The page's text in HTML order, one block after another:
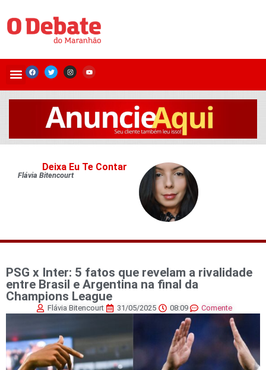
Deixa Eu Te Contar
Flávia Bitencourt
PSG x Inter: 5 fatos que revelam a rivalidade
entre Brasil e Argentina na final da
Champions League
Flávia Bitencourt 31/05/2025 08:09 Comente